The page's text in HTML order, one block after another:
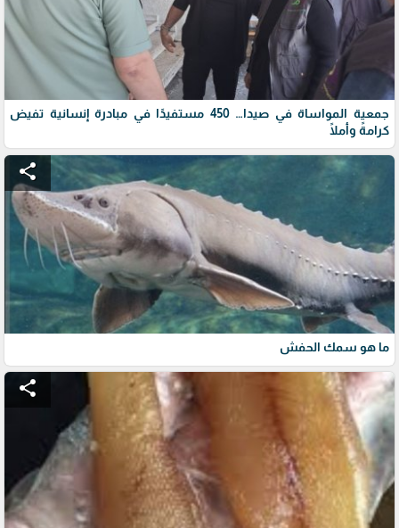
جمعية المواساة في صيدا… 450 مستفيدًا في مبادرة إنسانية تفيض
كرامةً وأملًا
share
ما هو سمك الحفش
share